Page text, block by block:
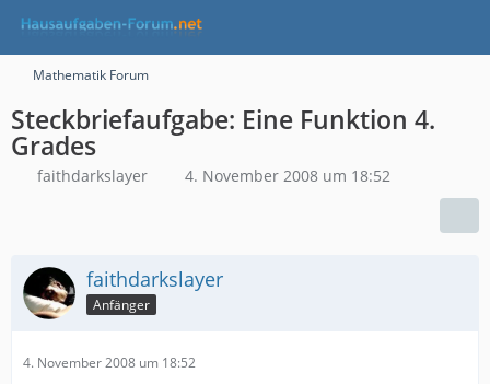
Mathematik Forum
Steckbriefaufgabe: Eine Funktion 4.
Grades
faithdarkslayer 4. November 2008 um 18:52
faithdarkslayer
Anfänger
4. November 2008 um 18:52